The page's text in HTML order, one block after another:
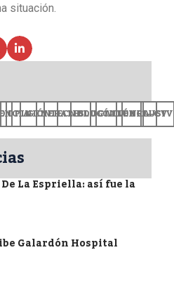
situación.
OPINIÓN
GENERALES
TECNOLOGÍA
EDUCACIÓN
CULTURA+CV
La Espriella: así fue la
Galardón Hospital